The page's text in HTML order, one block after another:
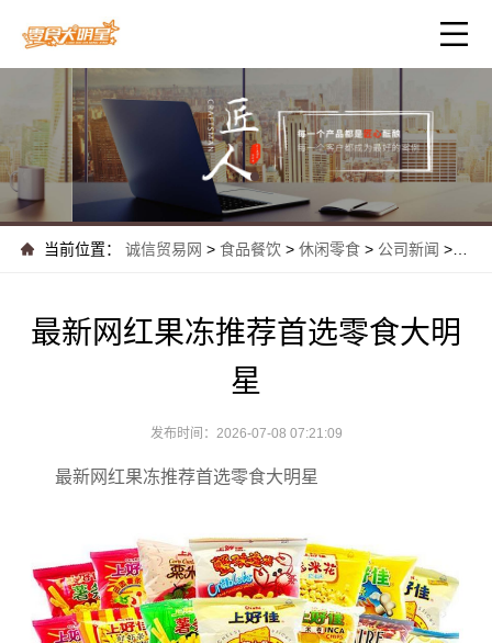
当前位置： 诚信贸易网> 食品餐饮 > 休闲零食> 公司新闻 >
最新网红果冻推荐首选零食大明
星
发布时间：2026-07-08 07:21:09
最新网红果冻推荐首选零食大明星